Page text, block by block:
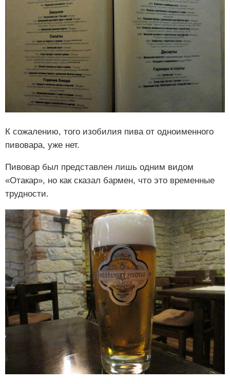
К сожалению, того изобилия пива от одноименного
пивовара, уже нет.
Пивовар был представлен лишь одним видом
«Отакар», но как сказал бармен, что это временные
трудности.